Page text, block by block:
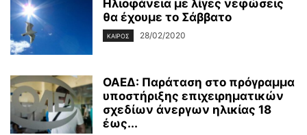
Ηλιοφάνεια με λίγες νεφώσεις
θα έχουμε το Σάββατο
ΚΑΙΡΌΣ 28/02/2020
ΟΑΕΔ: Παράταση στο πρόγραμμα
υποστήριξης επιχειρηματικών
σχεδίων άνεργων ηλικίας 18
έως...